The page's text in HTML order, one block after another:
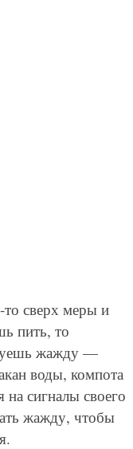
то сверх меры и
пить, то
жажду —
воды, компота
сигналы своего
жажду, чтобы